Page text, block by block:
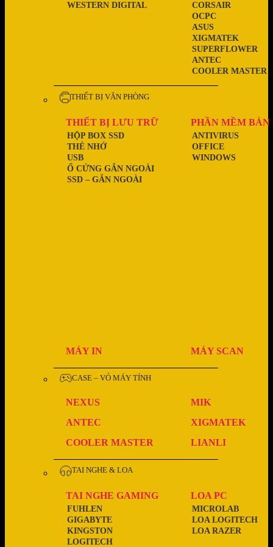
WESTERN DIGITAL
COOLER MASTER
ANTEC
SUPERFLOWER
XIGMATEK
ASUS
OCPC
CORSAIR
THIẾT BỊ VĂN PHÒNG
THIẾT BỊ LƯU TRỮ
SSD – GẮN NGOÀI
Ổ CỨNG GẮN NGOÀI
USB
THẺ NHỚ
HỘP BOX SSD
PHẦN MỀM BẢN
WINDOWS
OFFICE
ANTIVIRUS
MÁY IN MÁY SCAN
CASE – VỎ MÁY TÍNH
NEXUS
MIK
ANTEC
XIGMATEK
COOLER MASTER
LIANLI
TAI NGHE & LOA
TAI NGHE GAMING
LOGITECH
KINGSTON
GIGABYTE
FUHLEN
LOA PC
LOA RAZER
LOA LOGITECH
MICROLAB